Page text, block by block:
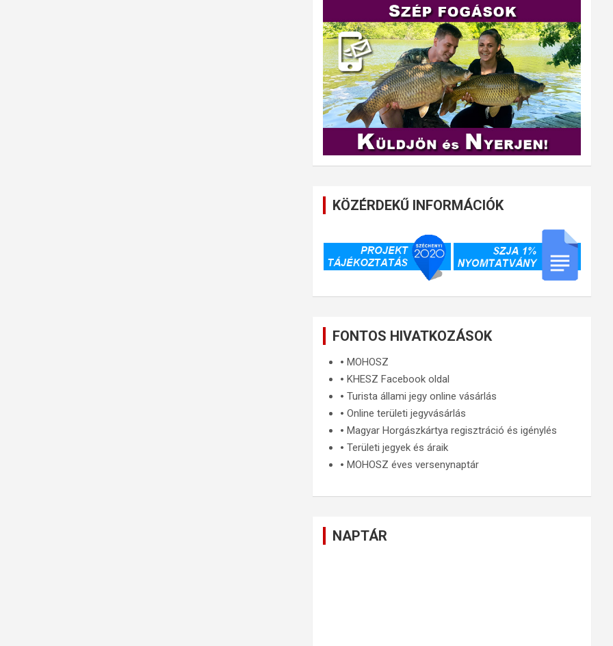
KÖZÉRDEKŰ INFORMÁCIÓK
FONTOS HIVATKOZÁSOK
🞄MOHOSZ
🞄KHESZ Facebook oldal
🞄Turista állami jegy online vásárlás
🞄Online területi jegyvásárlás
🞄Magyar Horgászkártya regisztráció és igénylés
🞄Területi jegyek és áraik
🞄MOHOSZ éves versenynaptár
NAPTÁR